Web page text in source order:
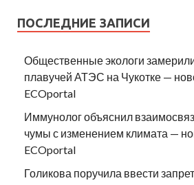
ПОСЛЕДНИЕ ЗАПИСИ
Общественные экологи
плавучей АТЭС на Чукотке —
ECOportal
Иммунолог объяснил
чумы с изменением климата —
ECOportal
Голикова поручила ввести